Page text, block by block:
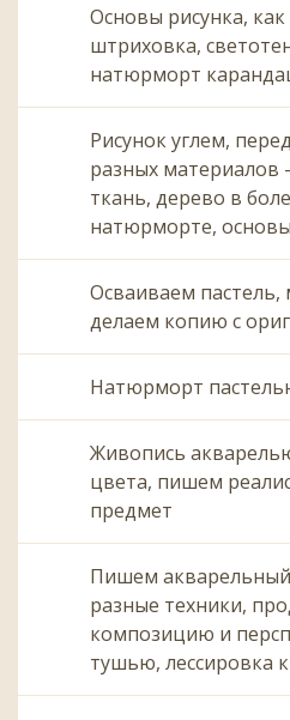
Основы рисунка,
штриховка,
натюрморт
Рисунок углем,
разных материалов
ткань, дерево в
натюрморте,
Осваиваем
делаем копию с
Натюрморт
Живопись
цвета, пишем
предмет
Пишем
разные техники,
композицию и
тушью, лессировка